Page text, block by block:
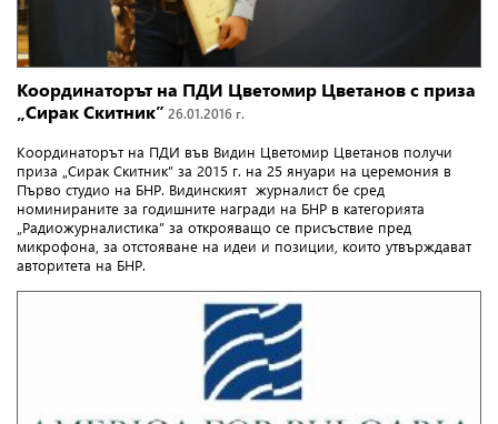
Координаторът на ПДИ Цветомир Цветанов с приза
„Сирак Скитник” 26.01.2016 г.
Координаторът на ПДИ във Видин Цветомир Цветанов получи
приза „Сирак Скитник” за 2015 г. на 25 януари на церемония в
Първо студио на БНР. Видинският журналист бе сред
номинираните за годишните награди на БНР в категорията
„Радиожурналистика” за открояващо се присъствие пред
микрофона, за отстояване на идеи и позиции, които утвърждават
авторитета на БНР.